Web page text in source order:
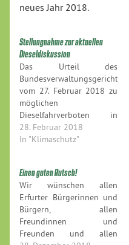
neues Jahr 2018.
Stellungnahme zur aktuellen
Dieseldiskussion
Das Urteil des
Bundesverwaltungsgerichts
vom 27. Februar 2018 zu
möglichen
Dieselfahrverboten in
Städten führte im
Nachgang zu lebhaften
sich der
Fraktionsvorsitzende von
BÜNDNIS 90 / DIE
GRÜNEN im Stadtrat
Erfurt, Prof. Dr. Alexander
Thumfart: "Natürlich ist
28. Februar 2018
In "Klimaschutz"
Einen guten Rutsch!
Wir wünschen allen
Erfurter Bürgerinnen und
Bürgern, allen
Freundinnen und
Freunden und allen